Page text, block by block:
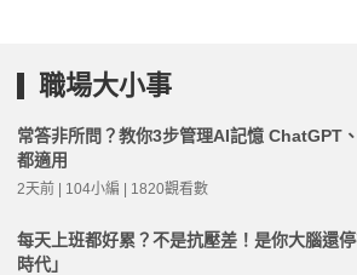
職場大小事
常答非所問？教你3步管理AI記憶 ChatGPT
都適用
2天前 | 104小編 | 1820觀看數
每天上班都好累？不是抗壓差！是你大腦還
時代」